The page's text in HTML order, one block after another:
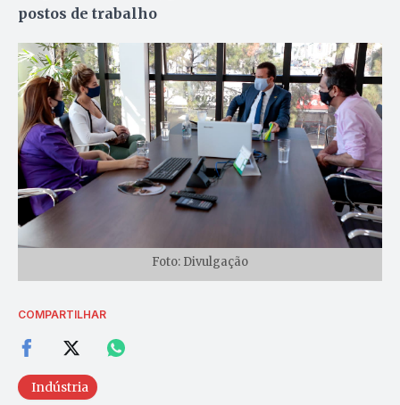
postos de trabalho
Foto: Divulgação
COMPARTILHAR
Indústria